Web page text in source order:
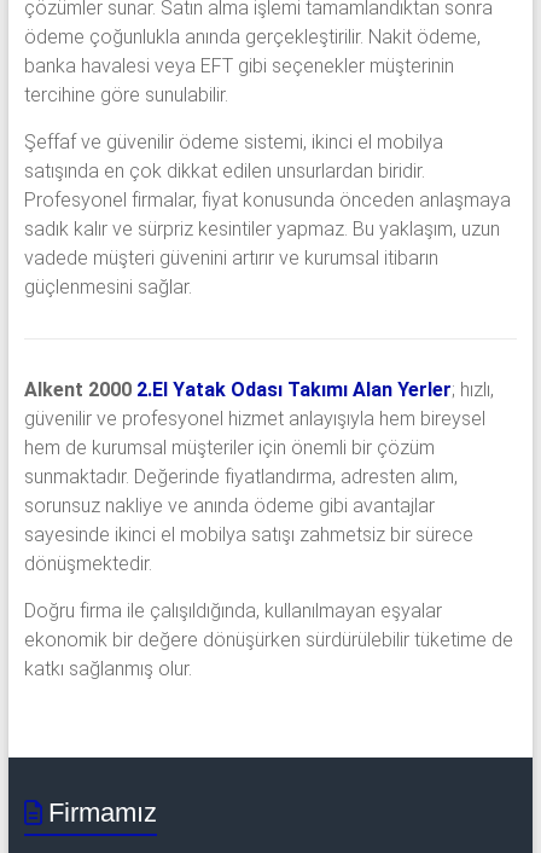
çözümler sunar. Satın alma işlemi tamamlandıktan sonra
ödeme çoğunlukla anında gerçekleştirilir. Nakit ödeme,
banka havalesi veya EFT gibi seçenekler müşterinin
tercihine göre sunulabilir.
Şeffaf ve güvenilir ödeme sistemi, ikinci el mobilya
satışında en çok dikkat edilen unsurlardan biridir.
Profesyonel firmalar, fiyat konusunda önceden anlaşmaya
sadık kalır ve sürpriz kesintiler yapmaz. Bu yaklaşım, uzun
vadede müşteri güvenini artırır ve kurumsal itibarın
güçlenmesini sağlar.
Alkent 2000 2.El Yatak Odası Takımı Alan Yerler; hızlı,
güvenilir ve profesyonel hizmet anlayışıyla hem bireysel
hem de kurumsal müşteriler için önemli bir çözüm
sunmaktadır. Değerinde fiyatlandırma, adresten alım,
sorunsuz nakliye ve anında ödeme gibi avantajlar
sayesinde ikinci el mobilya satışı zahmetsiz bir sürece
dönüşmektedir.
Doğru firma ile çalışıldığında, kullanılmayan eşyalar
ekonomik bir değere dönüşürken sürdürülebilir tüketime de
katkı sağlanmış olur.
Firmamız